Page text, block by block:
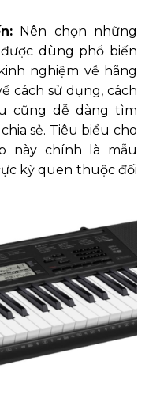
Nên chọn những
dùng phổ biến
nghiệm về hãng
cách sử dụng, cách
cũng dễ dàng tìm
sẻ. Tiêu biểu cho
này chính là mẫu
kỳ quen thuộc đối